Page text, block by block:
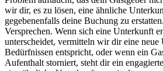
wir dir, es zu lösen, eine ähnliche
gegebenenfalls deine Buchung zu
Versprechen. Wenn sich eine Unterkunft
unterscheidet, vermitteln wir dir eine neue
Bedürfnissen entspricht, oder wenn ein
Aufenthalt storniert, steht dir ein